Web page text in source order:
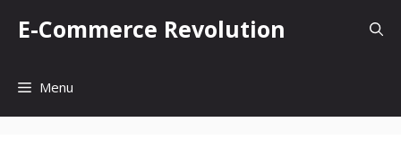
E-Commerce Revolution
Menu